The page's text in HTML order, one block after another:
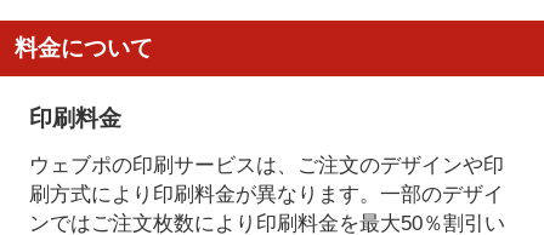
料金について
印刷料金
ウェブポの印刷サービスは、ご注文のデザインや印
刷方式により印刷料金が異なります。一部のデザイ
ンではご注文枚数により印刷料金を最大50％割引い